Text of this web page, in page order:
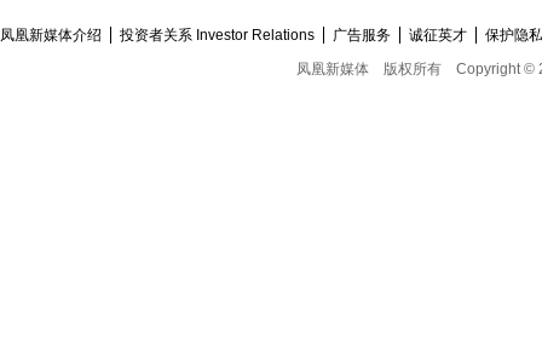
凤凰新媒体介绍 投资者关系 Investor Relations 广告服务 诚征英才
保护隐
凤凰新媒体
版权所有 Copyright ©